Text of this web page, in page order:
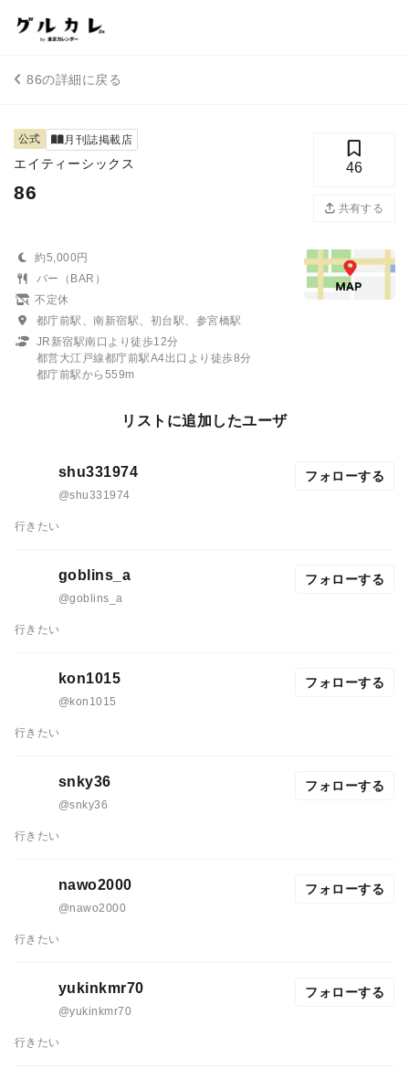
86の詳細に戻る
公式 月刊誌掲載店
エイティーシックス
86
46
共有する
約5,000円
バー（BAR）
不定休
都庁前駅、南新宿駅、初台駅、参宮橋駅
JR新宿駅南口より徒歩12分
都営大江戸線都庁前駅A4出口より徒歩8分
都庁前駅から559m
リストに追加したユーザ
shu331974
@shu331974
フォローする
行きたい
goblins_a
@goblins_a
フォローする
行きたい
kon1015
@kon1015
フォローする
行きたい
snky36
@snky36
フォローする
行きたい
nawo2000
@nawo2000
フォローする
行きたい
yukinkmr70
@yukinkmr70
フォローする
行きたい